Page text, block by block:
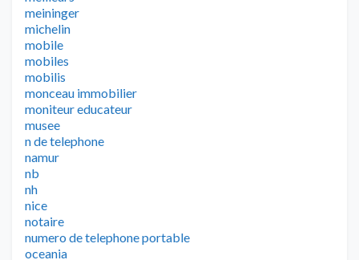
meininger
michelin
mobile
mobiles
mobilis
monceau immobilier
moniteur educateur
musee
n de telephone
namur
nb
nh
nice
notaire
numero de telephone portable
oceania